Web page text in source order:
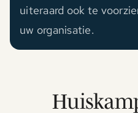
uiteraard ook te
uw organisatie.